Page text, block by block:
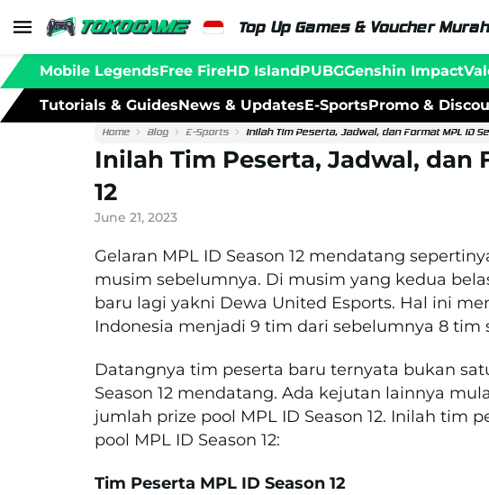
Top Up Games & Voucher
Mobile LegendsFree FireHD IslandPUBGGenshin Impact
Tutorials & GuidesNews & UpdatesE-SportsPromo &
Home Blog E-Sports Inilah Tim Peserta, Jadwal, dan Format MPL ID
Inilah Tim Peserta, Jadwal, dan
12
June 21, 2023
Gelaran MPL ID Season 12 mendatang
musim sebelumnya. Di musim yang kedua
baru lagi yakni Dewa United Esports. Hal ini
Indonesia menjadi 9 tim dari sebelumnya 8 tim
Datangnya tim peserta baru ternyata bukan
Season 12 mendatang. Ada kejutan lainnya
jumlah prize pool MPL ID Season 12. Inilah tim
pool MPL ID Season 12:
Tim Peserta MPL ID Season 12